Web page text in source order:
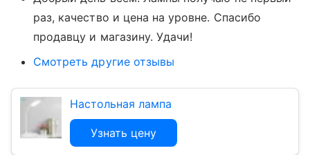
раз, качество и цена на уровне. Спасибо
продавцу и магазину. Удачи!
Смотреть другие отзывы
Настольная лампа
Узнать цену